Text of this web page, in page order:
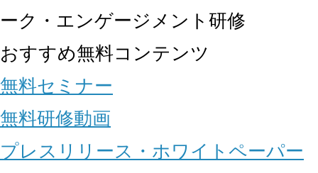
ーク・エンゲージメント研修
おすすめ無料コンテンツ
無料セミナー
無料研修動画
プレスリリース・ホワイトペーパー